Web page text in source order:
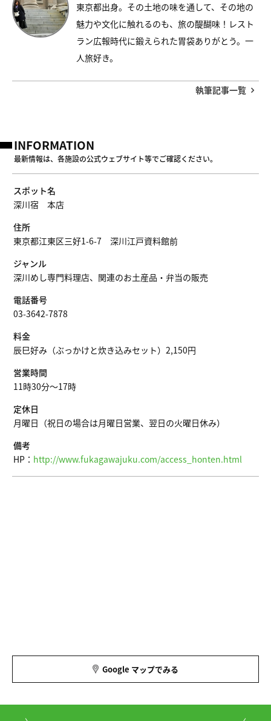
東京都出身。その土地の味を通して、その地の
魅力や文化に触れるのも、旅の醍醐味！レスト
ラン広報時代に鍛えられた胃袋ありがとう。一
人旅好き。
執筆記事一覧
INFORMATION
最新情報は、各施設の公式ウェブサイト等でご確認ください。
スポット名
深川宿 本店
住所
東京都江東区三好1-6-7 深川江戸資料館前
ジャンル
深川めし専門料理店、関連のお土産品・弁当の販売
電話番号
03-3642-7878
料金
辰巳好み（ぶっかけと炊き込みセット）2,150円
営業時間
11時30分～17時
定休日
月曜日（祝日の場合は月曜日営業、翌日の火曜日休み）
備考
HP： http://www.fukagawajuku.com/access_honten.html
Google マップでみる